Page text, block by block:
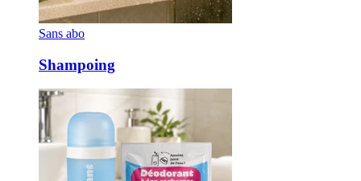
Sans abo
Shampoing